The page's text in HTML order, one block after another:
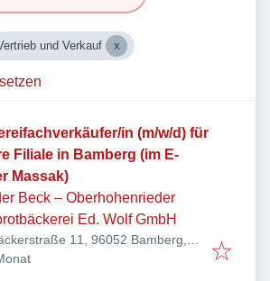
und Verkauf
in (m/w/d) für
Filiale in Bamberg (im E-
Massak)
Beck – Oberhohenrieder
Ed. Wolf GmbH
11, 96052 Bamberg,